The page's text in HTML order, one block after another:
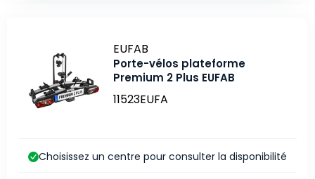
Marque
EUFAB
Porte-vélos plateforme
Premium 2 Plus EUFAB
11523EUFA
Choisissez un centre pour consulter la disponibilité